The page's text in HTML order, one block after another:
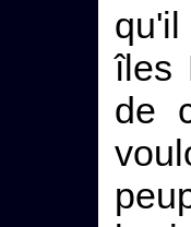
îles
de